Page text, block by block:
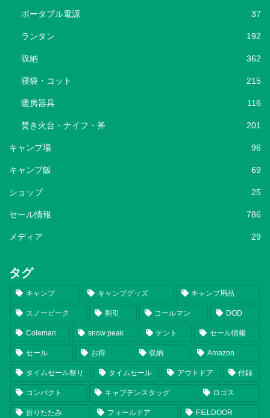
ポータブル電源 37
ランタン 192
収納 362
寝袋・コット 215
暖房器具 116
焚き火台・ナイフ・斧 201
キャンプ場 96
キャンプ飯 69
ショップ 25
セール情報 786
メディア 29
タグ
キャンプ キャンプグッズ キャンプ用品
スノーピーク 割引 コールマン DOD
Coleman snow peak テント セール情報
セール お得 収納 Amazon
タイムセール祭り タイムセール アウトドア 付録
コンパクト キャプテンスタッグ ロゴス
折りたたみ フィールドア FIELDOOR